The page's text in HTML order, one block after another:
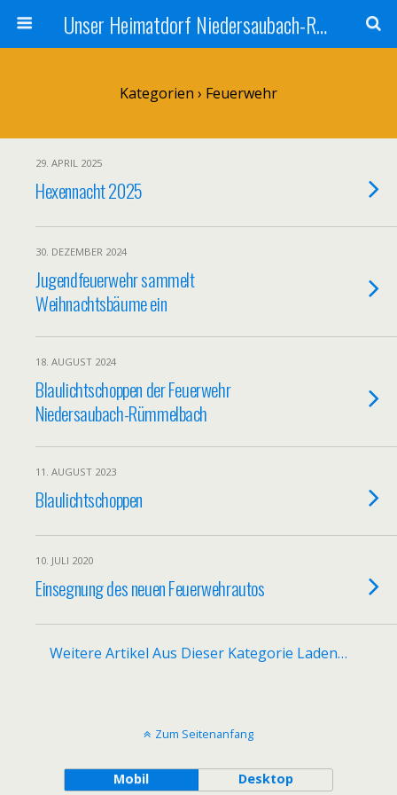
Unser Heimatdorf Niedersaubach-Rümmelbach
Kategorien › Feuerwehr
29. APRIL 2025
Hexennacht 2025
30. DEZEMBER 2024
Jugendfeuerwehr sammelt
Weihnachtsbäume ein
18. AUGUST 2024
Blaulichtschoppen der Feuerwehr
Niedersaubach-Rümmelbach
11. AUGUST 2023
Blaulichtschoppen
10. JULI 2020
Einsegnung des neuen Feuerwehrautos
Weitere Artikel Aus Dieser Kategorie Laden…
Zum Seitenanfang
Mobil Desktop